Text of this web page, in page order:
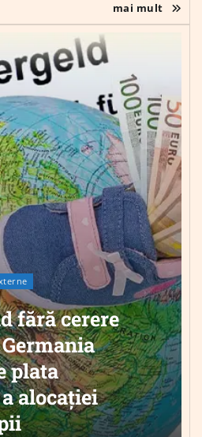
mai mult
fără cerere
plata
alocației